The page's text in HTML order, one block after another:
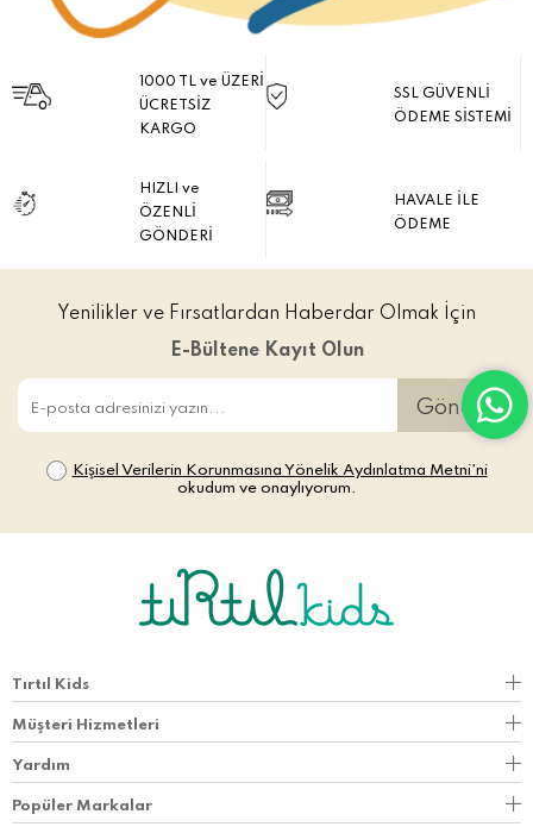
1000 TL ve ÜZERİ
ÜCRETSİZ
KARGO
SSL GÜVENLİ
ÖDEME SİSTEMİ
HIZLI ve
ÖZENLİ
GÖNDERİ
HAVALE İLE
ÖDEME
Yenilikler ve Fırsatlardan Haberdar Olmak İçin
E-Bültene Kayıt Olun
Gönder
Kişisel Verilerin Korunmasına Yönelik Aydınlatma Metni’ni
okudum ve onaylıyorum.
Tırtıl Kids
Müşteri Hizmetleri
Yardım
Popüler Markalar